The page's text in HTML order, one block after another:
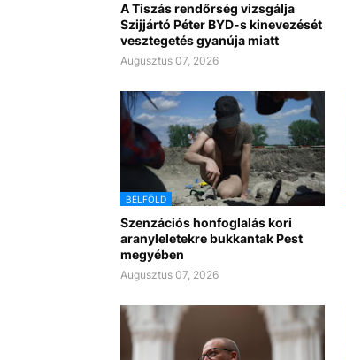
A Tiszás rendőrség vizsgálja
Szijjártó Péter BYD-s kinevezését
vesztegetés gyanúja miatt
Augusztus 07, 2026
BELFÖLD
Szenzációs honfoglalás kori
aranyleletekre bukkantak Pest
megyében
Augusztus 07, 2026